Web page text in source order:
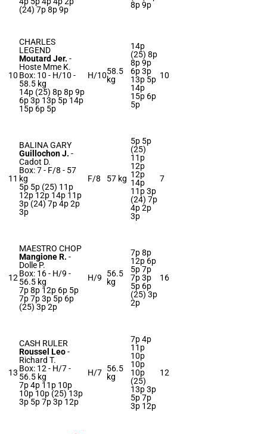
(24) 7p 8p 9p
8p 9p
10
CHARLES
LEGEND
Moutard Jer. -
Hoste Mme K.
Box: 10 - H/10 -
58.5 kg
14p (25) 8p 8p 9p
6p 3p 13p 5p 14p
15p 6p 5p
H/1058.5
kg
14p
(25) 8p
8p 9p
6p 3p
13p 5p
14p
15p 6p
5p
10
11
BALINA GARY
Guillochon J. -
Cadot D.
Box: 7 - F/8 - 57
kg
5p 5p (25) 11p
12p 12p 14p 11p
3p (24) 7p 4p 2p
3p
F/8 57 kg
5p 5p
(25)
11p
12p
12p
14p
11p 3p
(24) 7p
4p 2p
3p
7
12
MAESTRO CHOP
Mangione R. -
Dolle P.
Box: 16 - H/9 -
56.5 kg
7p 8p 12p 6p 5p
7p 7p 3p 5p 6p
(25) 3p 2p
H/9
56.5
kg
7p 8p
12p 6p
5p 7p
7p 3p
5p 6p
(25) 3p
2p
16
13
CASH RULER
Roussel Leo-
Richard T.
Box: 12 - H/7 -
56.5 kg
7p 4p 11p 10p
10p 10p (25) 13p
3p 5p 7p 3p 12p
H/7 56.5
kg
7p 4p
11p
10p
10p
10p
(25)
13p 3p
5p 7p
3p 12p
12